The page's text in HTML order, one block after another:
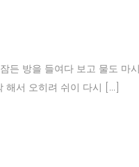
방을 들여다 보고 물도 마
해서 오히려 쉬이 다시 […]